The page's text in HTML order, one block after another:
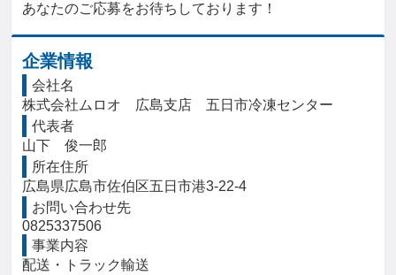
あなたのご応募をお待ちしております！
企業情報
会社名
株式会社ムロオ　広島支店　五日市冷凍センター
代表者
山下　俊一郎
所在住所
広島県広島市佐伯区五日市港3-22-4
お問い合わせ先
0825337506
事業内容
配送・トラック輸送